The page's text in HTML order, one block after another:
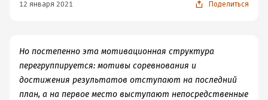
12 января 2021 Поделиться
Но постепенно эта мотивационная структура
перегруппируется: мотивы соревнования и
достижения результатов отступают на последний
план, а на первое место выступают непосредственные